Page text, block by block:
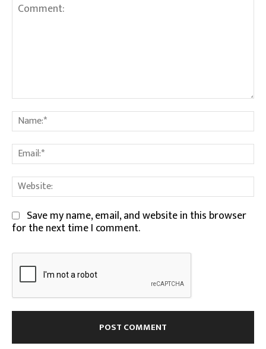
Comment:
Save my name, email, and website in this browser
for the next time I comment.